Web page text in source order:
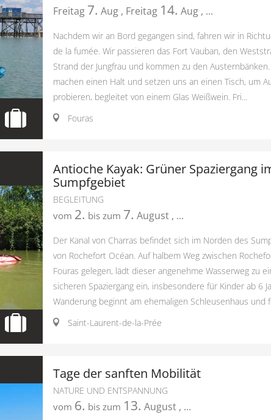
Freitag 7. Aug , Freitag 14. Aug , ...
Nachdem wir an Bord gegangen sind, fahren wir in
de la fumée. Wir passieren das Fort Vauban, den
Strand der Jungfrau und kommen zu den
machen einen Halt und setzen uns an einen Tisch, um
probieren, begleitet von einem Glas Weißwein. Fri...
Fouras
Antioche Kayak: Grüner Spaziergang
Sumpfgebiet
BEGLEITUNG
vom 2. bis zum 7. August , ...
Der Kanal von Charras befindet sich im Norden des
von Rochefort Océan. Auf halbem Weg zwischen
Fouras gelegen, lädt dieser angenehme Wasserweg zu
sicheren Spaziergang ein, insbesondere für Kinder ab 6
Wanderung beginnt am ehemaligen Schleusenhaus und
Saint-Laurent-de-la-Prée
Tage der sanften Mobilität
NATURE UND ENTSPANNUNG
vom 6. bis zum 13. August , ...